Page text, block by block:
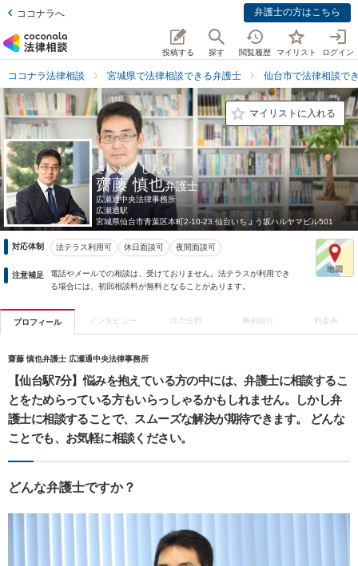
ココナラへ 弁護士の方はこちら
投稿する 探す 閲覧履歴 マイリスト ログイン
ココナラ法律相談 宮城県で法律相談できる弁護士 仙台市で法律相談で
マイリストに入れる
さいとう しんや
齋藤 慎也弁護士
広瀬通中央法律事務所
広瀬通駅
宮城県仙台市青葉区本町2-10-23 仙台いちょう坂ハルヤマビル501
対応体制 法テラス利用可 休日面談可 夜間面談可
注意補足
電話やメールでの相談は、受けておりません。法テラスが利用でき
る場合には、初回相談料が無料となることがあります。
プロフィール インタビュー 注力分野 事例紹介 料金表
齋藤 慎也弁護士 広瀬通中央法律事務所
【仙台駅7分】悩みを抱えている方の中には、弁護士に相談するこ
とをためらっている方もいらっしゃるかもしれません。しかし弁
護士に相談することで、スムーズな解決が期待できます。 どんな
ことでも、お気軽に相談ください。
どんな弁護士ですか？